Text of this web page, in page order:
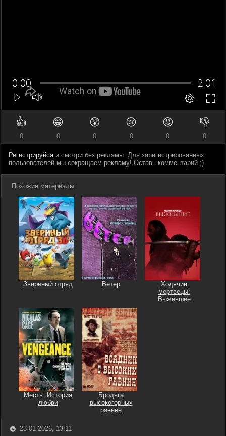
👍
0
😁
0
😲
0
😢
0
😡
0
👎
0
Регистрируйся и смотри без рекламы. Для зарегистрированных
пользователей мы сокращаем рекламу! Оставь комментарий ;)
Похожие материалы:
Звериный отряд Ветер
Ходячие
мертвецы:
Выжившие
Месть: История
любви
Бродяга
высокогорных
равнин
23-01-2026, 13:11